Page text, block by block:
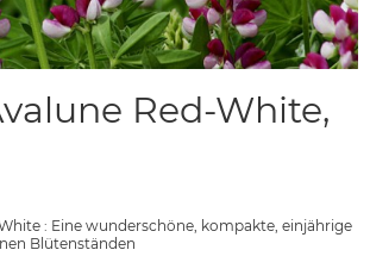
Red-White,
: Eine wunderschöne, kompakte, einjährige
Blütenständen